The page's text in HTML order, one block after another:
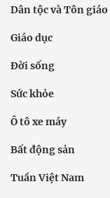
Dân tộc và Tôn giáo
Giáo dục
Đời sống
Sức khỏe
Ô tô xe máy
Bất động sản
Tuần Việt Nam